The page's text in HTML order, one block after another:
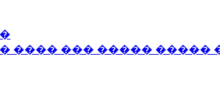
���� ��� ����� �����